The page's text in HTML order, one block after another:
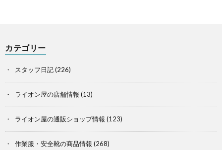
カテゴリー
スタッフ日記(226)
ライオン屋の店舗情報 (13)
ライオン屋の通販ショップ情報 (123)
作業服・安全靴の商品情報 (268)